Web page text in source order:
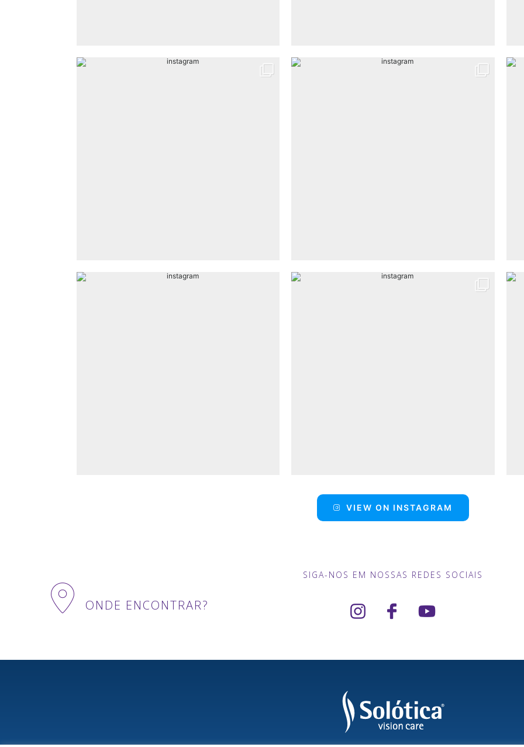
VIEW ON INSTAGRAM
ONDE ENCONTRAR?
SIGA-NOS EM NOSSAS REDES SOCIAIS